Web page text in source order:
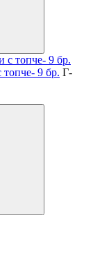
9 бр. Г-